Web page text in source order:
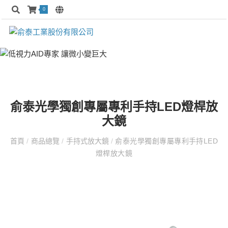
0
俞泰光學獨創專屬專利手持LED燈桿放
大鏡
首頁 / 商品總覽 / 手持式放大鏡 / 俞泰光學獨創專屬專利手持LED
燈桿放大鏡